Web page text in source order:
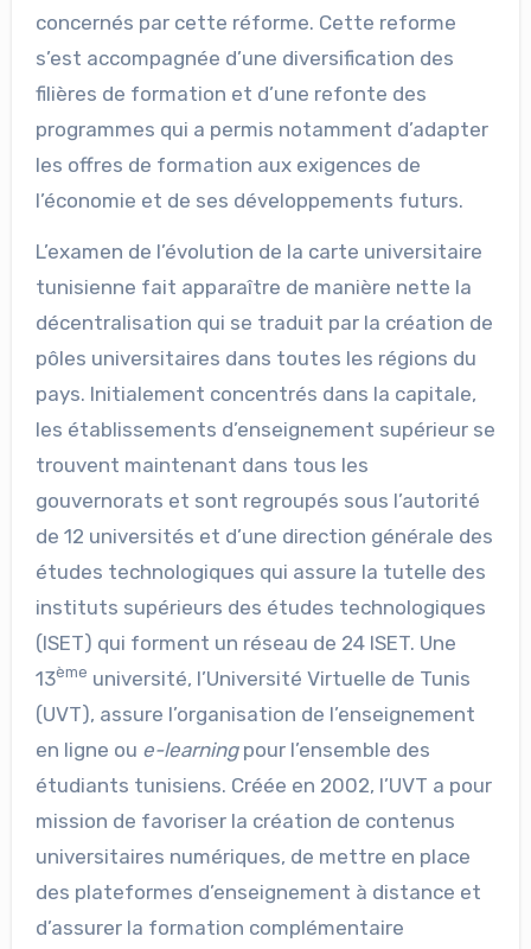
concernés par cette réforme. Cette reforme
s’est accompagnée d’une diversification des
filières de formation et d’une refonte des
programmes qui a permis notamment d’adapter
les offres de formation aux exigences de
l’économie et de ses développements futurs.
L’examen de l’évolution de la carte universitaire
tunisienne fait apparaître de manière nette la
décentralisation qui se traduit par la création de
pôles universitaires dans toutes les régions du
pays. Initialement concentrés dans la capitale,
les établissements d’enseignement supérieur se
trouvent maintenant dans tous les
gouvernorats et sont regroupés sous l’autorité
de 12 universités et d’une direction générale des
études technologiques qui assure la tutelle des
instituts supérieurs des études technologiques
(ISET) qui forment un réseau de 24 ISET. Une
13ème université, l’Université Virtuelle de Tunis
(UVT), assure l’organisation de l’enseignement
en ligne ou e-learningpour l’ensemble des
étudiants tunisiens. Créée en 2002, l’UVT a pour
mission de favoriser la création de contenus
universitaires numériques, de mettre en place
des plateformes d’enseignement à distance et
d’assurer la formation complémentaire